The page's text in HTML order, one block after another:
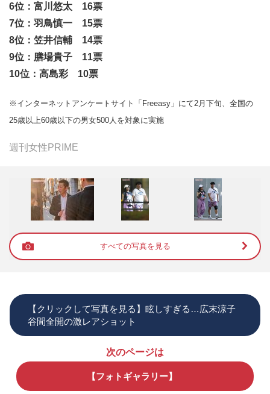
6位：富川悠太 16票
7位：羽鳥慎一 15票
8位：笠井信輔 14票
9位：膳場貴子 11票
10位：高島彩 10票
※インターネットアンケートサイト「Freeasy」にて2月下旬、全国の
25歳以上60歳以下の男女500人を対象に実施
週刊女性PRIME
すべての写真を見る
【クリックして写真を見る】眩しすぎる…広末涼子
谷間全開の激レアショット
次のページは
【フォトギャラリー】